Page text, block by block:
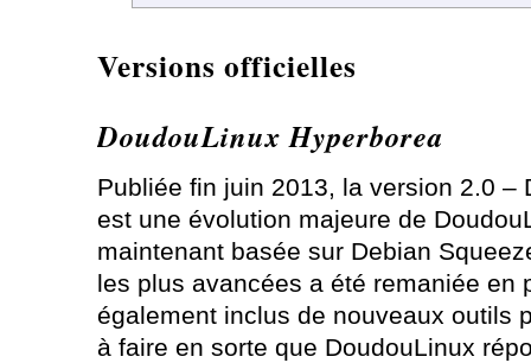
Versions officielles
DoudouLinux Hyperborea
Publiée fin juin 2013, la version 2.0 –
est une évolution majeure de
maintenant basée sur Debian
les plus avancées a été remaniée en
également inclus de nouveaux outils
à faire en sorte que DoudouLinux